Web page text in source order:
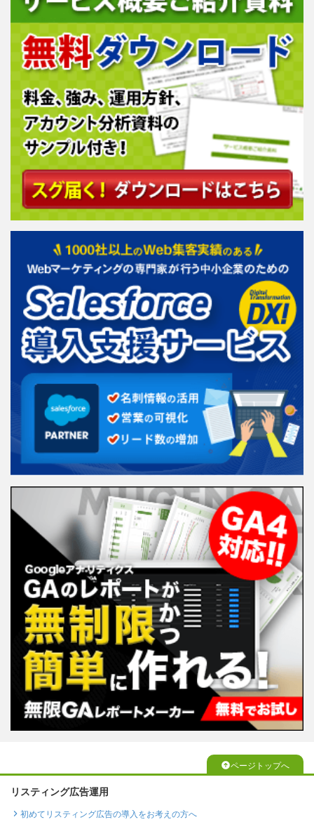
ページトップへ
リスティング広告運用
初めてリスティング広告の導入をお考えの方へ